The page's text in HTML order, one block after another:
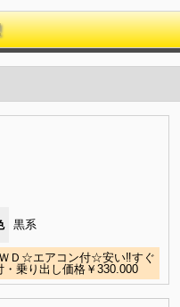
黒系
☆エアコン付☆安い‼すぐ
乗り出し価格￥330.000